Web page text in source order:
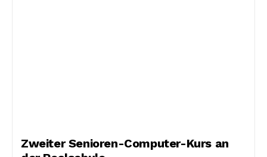
Zweiter Senioren-Computer-Kurs an